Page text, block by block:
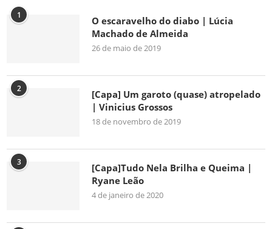
1
O escaravelho do diabo | Lúcia
Machado de Almeida
26 de maio de 2019
2
[Capa] Um garoto (quase) atropelado
| Vinicius Grossos
18 de novembro de 2019
3
[Capa]Tudo Nela Brilha e Queima |
Ryane Leão
4 de janeiro de 2020